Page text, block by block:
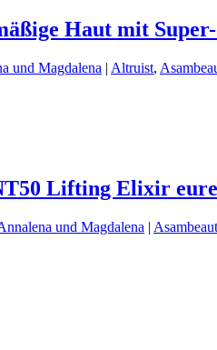
Haut mit
und Magdalena | Altruist,
Lifting Elixir
und Magdalena |